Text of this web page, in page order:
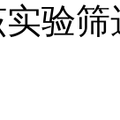
验